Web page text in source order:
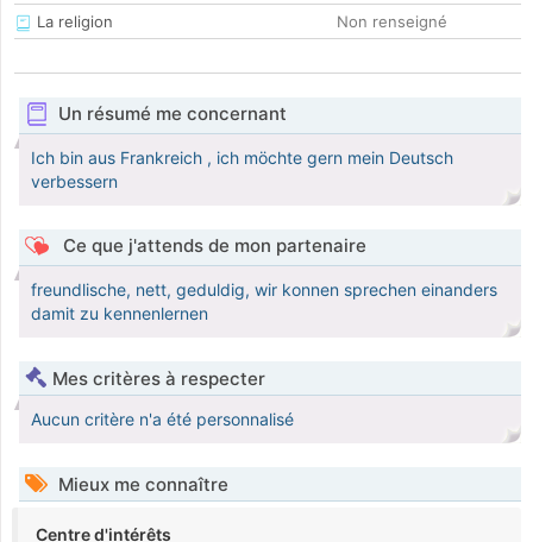
La religion
Non renseigné
Un résumé me concernant
Ich bin aus Frankreich , ich möchte gern mein Deutsch
verbessern
Ce que j'attends de mon partenaire
freundlische, nett, geduldig, wir konnen sprechen einanders
damit zu kennenlernen
Mes critères à respecter
Aucun critère n'a été personnalisé
Mieux me connaître
Centre d'intérêts